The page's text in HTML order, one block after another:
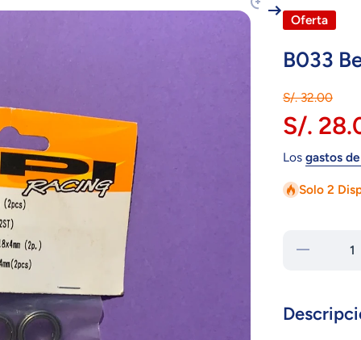
Oferta
B033
S/. 32.00
S/.
Los gastos
Solo 2
Reducir